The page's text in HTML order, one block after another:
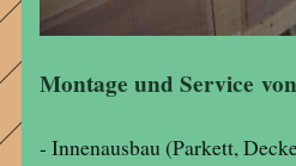
Montage und Service
- Innenausbau (Parkett,